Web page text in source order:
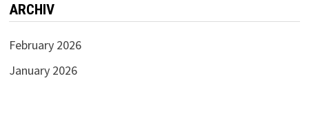
ARCHIV
February 2026
January 2026